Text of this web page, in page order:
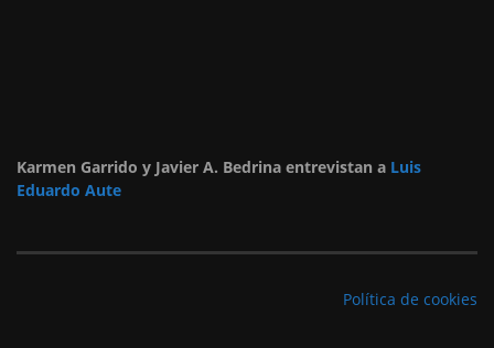
Karmen Garrido y Javier A. Bedrina entrevistan a Luis
Eduardo Aute
Política de cookies